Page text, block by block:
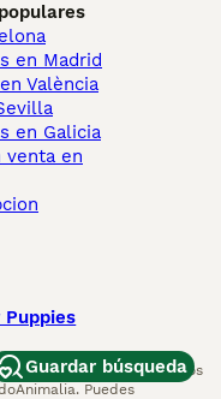
Guardar búsqueda
en Madrid
València
en Galicia
venta en
Puppies
sitio web y otros servicios
Puedes